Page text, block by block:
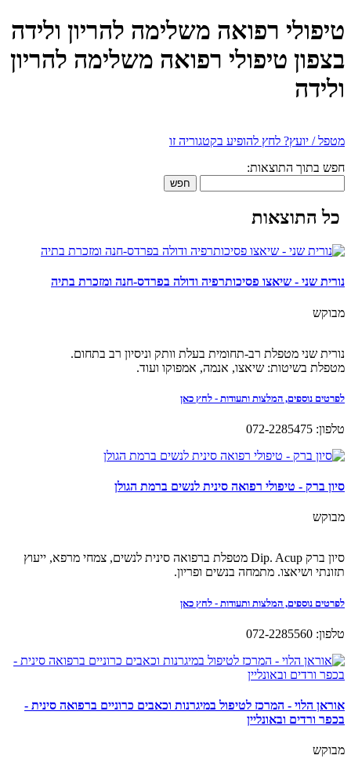
טיפולי רפואה משלימה להריון ולידה
בצפון טיפולי רפואה משלימה להריון
ולידה
מטפל / יועץ? לחץ להופיע בקטגוריה זו
חפש בתוך התוצאות:
חפש
כל התוצאות
נורית שני - שיאצו פסיכותרפיה ודולה בפרדס-חנה ומזכרת בתיה
מבוקש
נורית שני מטפלת רב-תחומית בעלת וותק וניסיון רב בתחום.
מטפלת בשיטות: שיאצו, אנמה, אמפוקו ועוד.
לפרטים נוספים, המלצות ותעודות - לחץ כאן
טלפון: 072-2285475
סיון ברק - טיפולי רפואה סינית לנשים ברמת הגולן
מבוקש
סיון ברק Dip. Acup מטפלת ברפואה סינית לנשים, צמחי מרפא, ייעוץ
תזונתי ושיאצו. מתמחה בנשים ופריון.
לפרטים נוספים, המלצות ותעודות - לחץ כאן
טלפון: 072-2285560
אוראן הלוי - המרכז לטיפול במיגרנות וכאבים כרוניים ברפואה סינית -
בכפר ורדים ובאונליין
מבוקש